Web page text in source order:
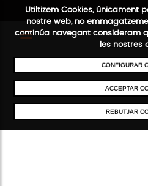
Utiltizem Cookies, únicament
nostre web, no
continúa navegant consideram
les nostres
CONFIGURAR
ACCEPTAR
REBUTJAR
ENVIAMENTS GRATUÏTS A PARTIR